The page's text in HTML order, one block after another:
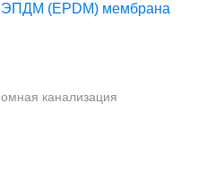
ЭПДМ (EPDM) мембрана
канализация